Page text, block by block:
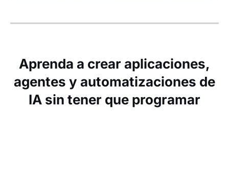
Aprenda a crear aplicaciones,
agentes y automatizaciones de
IA sin tener que programar